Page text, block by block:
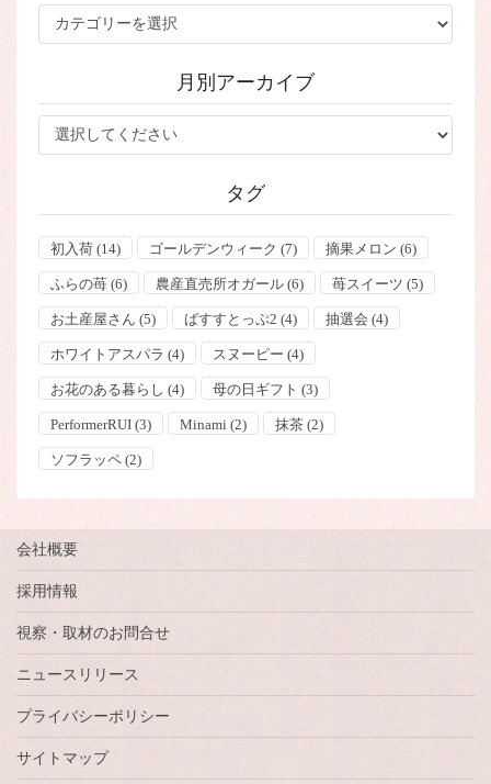
ー
月別アーカイブ
タグ
初入荷(14) ゴールデンウィーク (7) 摘果メロン (6)
ふらの苺(6) 農産直売所オガール(6) 苺スイーツ (5)
お土産屋さん (5) ばすすとっぷ2 (4) 抽選会 (4)
ホワイトアスパラ (4) スヌーピー (4)
お花のある暮らし (4) 母の日ギフト (3)
PerformerRUI(3) Minami (2) 抹茶(2)
ソフラッペ(2)
会社概要
採用情報
視察・取材のお問合せ
ニュースリリース
プライバシーポリシー
サイトマップ